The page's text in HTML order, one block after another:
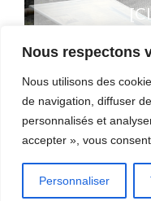
Nous respectons
Nous utilisons des
de navigation, diffuser
personnalisés et
accepter », vous
Personnaliser
OÙ